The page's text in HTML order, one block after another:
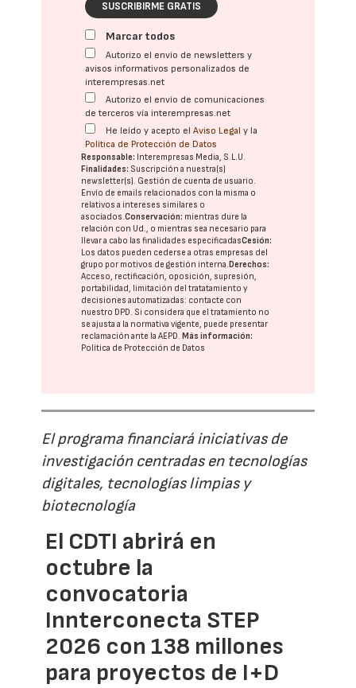
SUSCRIBIRME GRATIS
Marcar todos
Autorizo el envío de newsletters y
avisos informativos personalizados de
interempresas.net
Autorizo el envío de comunicaciones
de terceros vía interempresas.net
He leído y acepto elAviso Legal y la
Política de Protección de Datos
Responsable: Interempresas Media, S.L.U.
Finalidades: Suscripción a nuestra(s)
newsletter(s). Gestión de cuenta de usuario.
Envío de emails relacionados con la misma o
relativos a intereses similares o
asociados.Conservación: mientras dure la
relación con Ud., o mientras sea necesario para
llevar a cabo las finalidades especificadasCesión:
Los datos pueden cederse a otras empresas del
grupo por motivos de gestión interna.Derechos:
Acceso, rectificación, oposición, supresión,
portabilidad, limitación del tratatamiento y
decisiones automatizadas: contacte con
nuestro DPD. Si considera que el tratamiento no
se ajusta a la normativa vigente, puede presentar
reclamación ante laAEPD.Más información:
Política de Protección de Datos
El programa financiará iniciativas de
investigación centradas en tecnologías
digitales, tecnologías limpias y
biotecnología
El CDTI abrirá en
octubre la
convocatoria
Innterconecta STEP
2026 con 138 millones
para proyectos de I+D